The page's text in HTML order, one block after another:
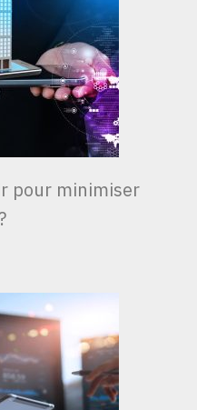
pour minimiser